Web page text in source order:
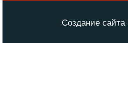
Создание